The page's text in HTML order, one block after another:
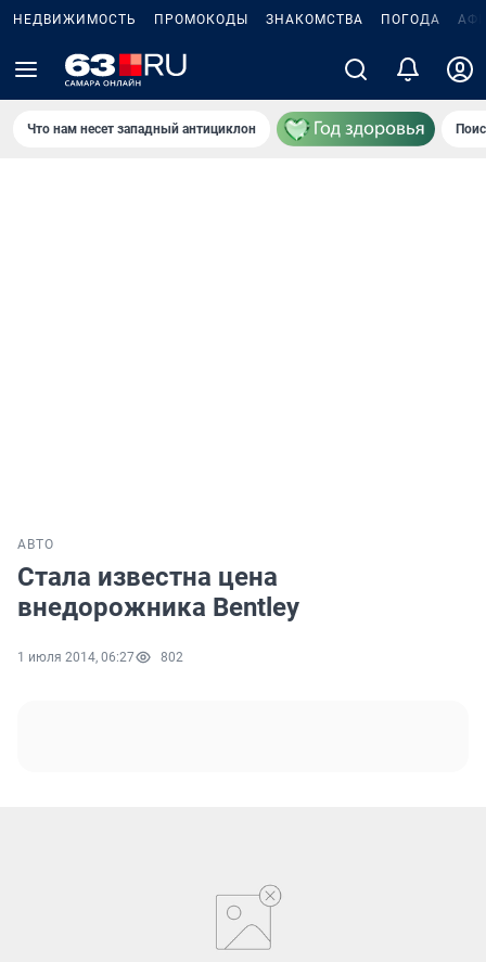
НЕДВИЖИМОСТЬ ПРОМОКОДЫ ЗНАКОМСТВА ПОГОДА
Что нам несет западный антициклон
АВТО
Стала известна цена
внедорожника Bentley
1 июля 2014, 06:27 802